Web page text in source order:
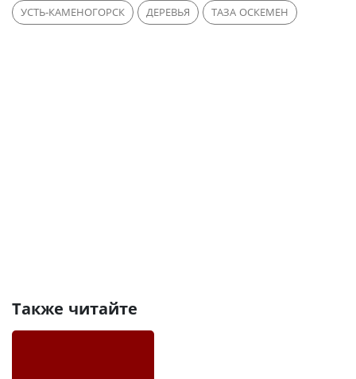
УСТЬ-КАМЕНОГОРСК ДЕРЕВЬЯ ТАЗА ОСКЕМЕН
Также читайте